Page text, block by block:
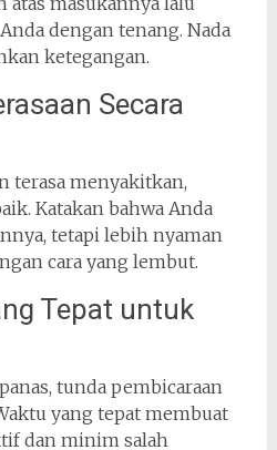
dengan tenang. Nada
ketegangan.
Secara
terasa menyakitkan,
Katakan bahwa Anda
tetapi lebih nyaman
cara yang lembut.
Tepat untuk
tunda pembicaraan
yang tepat membuat
dan minim salah